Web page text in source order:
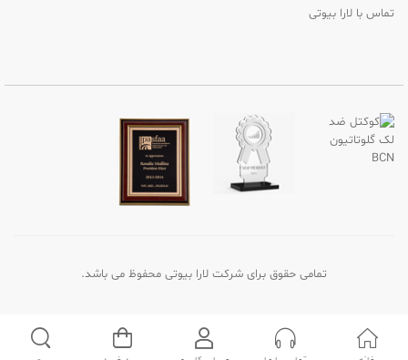
تماس با لارا بیوتی
تمامی حقوق برای شرکت لارا بیوتی محفوظ می باشد.